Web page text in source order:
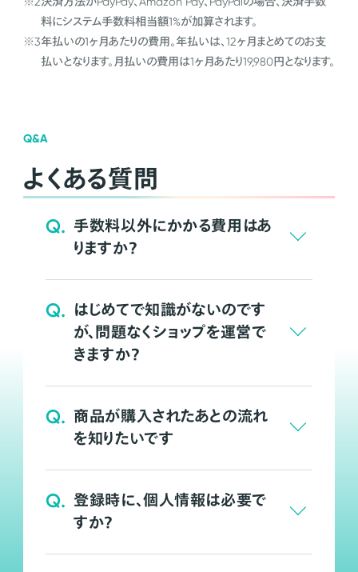
料にシステム手数料相当額1%が加算されます。
※3年払いの1ヶ月あたりの費用。年払いは、12ヶ月まとめてのお支
払いとなります。月払いの費用は1ヶ月あたり19,980円となります。
Q&A
よくある質問
Q. 手数料以外にかかる費用はあ
りますか？
Q. はじめてで知識がないのです
が、問題なくショップを運営で
きますか？
Q. 商品が購入されたあとの流れ
を知りたいです
Q. 登録時に、個人情報は必要で
すか？